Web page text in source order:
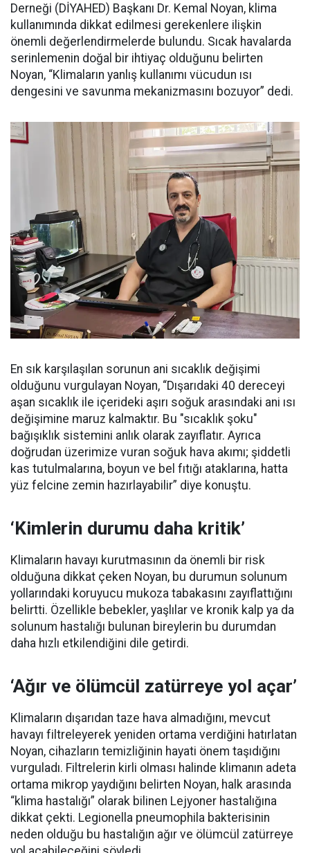
Derneği (DİYAHED) Başkanı Dr. Kemal Noyan, klima
kullanımında dikkat edilmesi gerekenlere ilişkin
önemli değerlendirmelerde bulundu. Sıcak havalarda
serinlemenin doğal bir ihtiyaç olduğunu belirten
Noyan, “Klimaların yanlış kullanımı vücudun ısı
dengesini ve savunma mekanizmasını bozuyor” dedi.
En sık karşılaşılan sorunun ani sıcaklık değişimi
olduğunu vurgulayan Noyan, “Dışarıdaki 40 dereceyi
aşan sıcaklık ile içerideki aşırı soğuk arasındaki ani ısı
değişimine maruz kalmaktır. Bu "sıcaklık şoku"
bağışıklık sistemini anlık olarak zayıflatır. Ayrıca
doğrudan üzerimize vuran soğuk hava akımı; şiddetli
kas tutulmalarına, boyun ve bel fıtığı ataklarına, hatta
yüz felcine zemin hazırlayabilir” diye konuştu.
‘Kimlerin durumu daha kritik’
Klimaların havayı kurutmasının da önemli bir risk
olduğuna dikkat çeken Noyan, bu durumun solunum
yollarındaki koruyucu mukoza tabakasını zayıflattığını
belirtti. Özellikle bebekler, yaşlılar ve kronik kalp ya da
solunum hastalığı bulunan bireylerin bu durumdan
daha hızlı etkilendiğini dile getirdi.
‘Ağır ve ölümcül zatürreye yol açar’
Klimaların dışarıdan taze hava almadığını, mevcut
havayı filtreleyerek yeniden ortama verdiğini hatırlatan
Noyan, cihazların temizliğinin hayati önem taşıdığını
vurguladı. Filtrelerin kirli olması halinde klimanın adeta
ortama mikrop yaydığını belirten Noyan, halk arasında
“klima hastalığı” olarak bilinen Lejyoner hastalığına
dikkat çekti. Legionella pneumophila bakterisinin
neden olduğu bu hastalığın ağır ve ölümcül zatürreye